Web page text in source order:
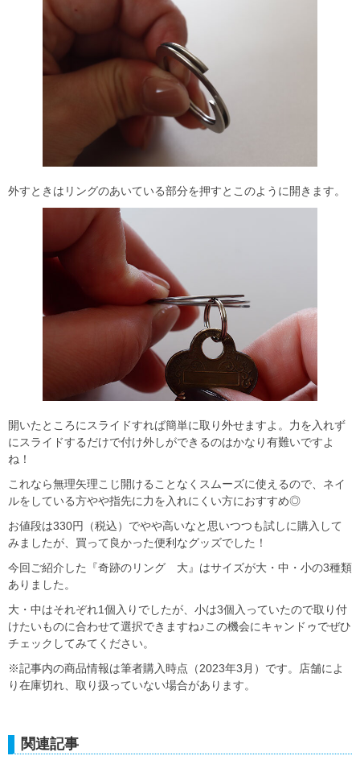
外すときはリングのあいている部分を押すとこのように開きます。
開いたところにスライドすれば簡単に取り外せますよ。力を入れず
にスライドするだけで付け外しができるのはかなり有難いですよ
ね！
これなら無理矢理こじ開けることなくスムーズに使えるので、ネイ
ルをしている方やや指先に力を入れにくい方におすすめ◎
お値段は330円（税込）でやや高いなと思いつつも試しに購入して
みましたが、買って良かった便利なグッズでした！
今回ご紹介した『奇跡のリング 大』はサイズが大・中・小の3種類
ありました。
大・中はそれぞれ1個入りでしたが、小は3個入っていたので取り付
けたいものに合わせて選択できますね♪この機会にキャンドゥでぜひ
チェックしてみてください。
※記事内の商品情報は筆者購入時点（2023年3月）です。店舗によ
り在庫切れ、取り扱っていない場合があります。
関連記事